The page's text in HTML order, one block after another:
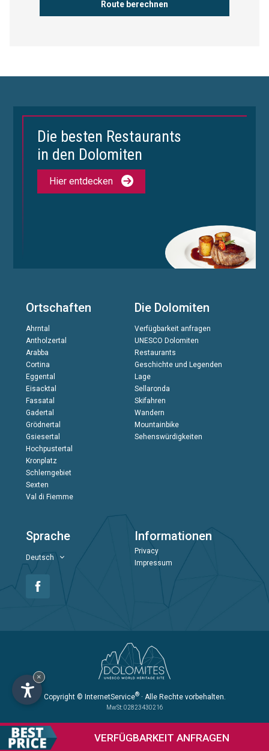
VERFÜGBARKEIT ANFRAGEN
Die besten Restaurants
in den Dolomiten
Hier entdecken
Ortschaften
Ahrntal
Antholzertal
Arabba
Cortina
Eggental
Eisacktal
Fassatal
Gadertal
Grödnertal
Gsiesertal
Hochpustertal
Kronplatz
Schlerngebiet
Sexten
Val di Fiemme
Die Dolomiten
Verfügbarkeit anfragen
UNESCO Dolomiten
Restaurants
Geschichte und Legenden
Lage
Sellaronda
Skifahren
Wandern
Mountainbike
Sehenswürdigkeiten
Sprache
Deutsch
Informationen
Privacy
Impressum
Copyright © InternetService®· Alle Rechte vorbehalten.
MwSt: 02823430216
×